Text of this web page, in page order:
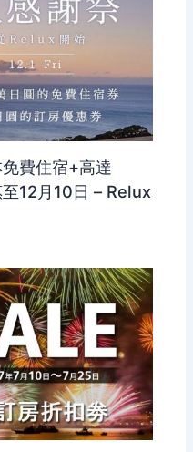
費住宿+高達
12月10日 – Relux